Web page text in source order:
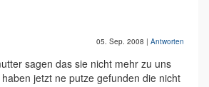
05. Sep. 2008 | Antworten
sagen das sie nicht mehr zu uns
jetzt ne putze gefunden die nicht